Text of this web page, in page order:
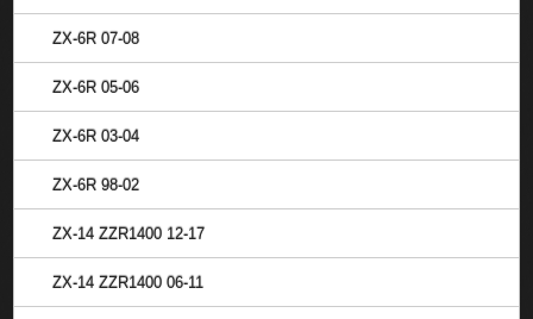
ZX-6R 07-08
ZX-6R 05-06
ZX-6R 03-04
ZX-6R 98-02
ZX-14 ZZR1400 12-17
ZX-14 ZZR1400 06-11